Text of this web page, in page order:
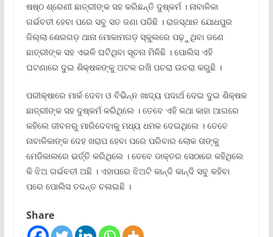
ଷଷ୍ଠ ଶ୍ରେଣୀ ଛାତ୍ରୀଙ୍କ ସହ କରିଛନ୍ତି ଦୁଷ୍କର୍ମ । ନାବାଳିକା
ଗର୍ଭବତୀ ହେବା ପରେ ସବୁ ସତ ଜଣା ପଡିଛି । ରାଜସ୍ଥାନ ଯୋଧପୁର
ଜିଲ୍ଲା ଶେରଗଡ଼ ଥାନା ମୋକାମଗଡ଼ ସ୍କୁଲରେ ପଢ଼ୁଥିବା ଜଣେ
ଛାତ୍ରୀଙ୍କ ସହ ଏଭଳି ଘଟିଥିବା ସୂଚନା ମିଳିଛି । ପୋଲିସ ଏହି
ଘଟଣାରେ ଦୁଇ ଶିକ୍ଷକଙ୍କୁ ଅଟକ ରଖି ପଚରା ଉଚରା କରୁଛି ।
ପରୀକ୍ଷାରେ ମାର୍କ ଦେବା ଓ ବିଭିନ୍ନ ଖାଦ୍ୟ ପଦାର୍ଥ ଦେଇ ଦୁଇ ଶିକ୍ଷକ
ଛାତ୍ରୀଙ୍କ ସହ ଦୁଷ୍କର୍ମ କରିଥିଲେ । ତେବେ ଏହି କଥା କାହା ଆଗରେ
କହିଲେ ଜୀବନରୁ ମାରିଦେବାକୁ ମଧ୍ୟ ଧମକ ଦେଇଥିଲେ । ତେବେ
ନାବାଳିକାଙ୍କ ଦେହ ଖରାପ ହେବା ପରେ ପରିବାର ଲୋକ ତାଙ୍କୁ
ମେଡିକାଲରେ ଭର୍ତ୍ତି କରିଥିଲେ । ତେବେ ଡାକ୍ତର ସେଠାରେ କହିଥିଲେ
କି ଝିଅ ଗର୍ଭବତୀ ଅଛି । ଏହାପରେ ଝିଅଟି କାନ୍ଦି କାନ୍ଦି ସବୁ କହିବା
ପରେ ପୋଲିସ ତଦନ୍ତ ଚଳାଇଛି ।
Share